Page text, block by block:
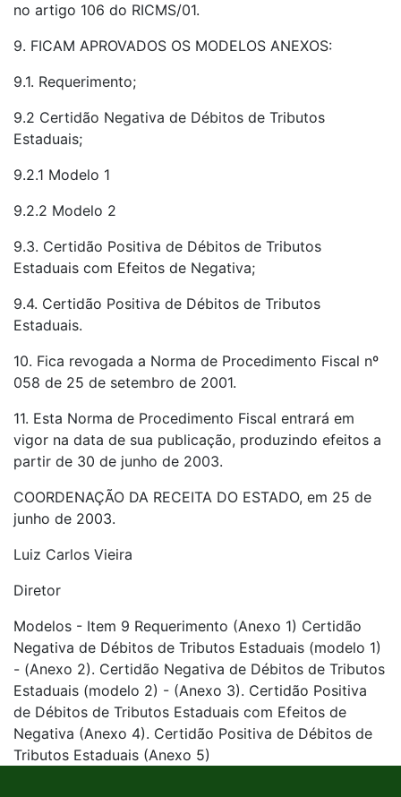
no artigo 106 do RICMS/01.
9. FICAM APROVADOS OS MODELOS ANEXOS:
9.1. Requerimento;
9.2 Certidão Negativa de Débitos de Tributos
Estaduais;
9.2.1 Modelo 1
9.2.2 Modelo 2
9.3. Certidão Positiva de Débitos de Tributos
Estaduais com Efeitos de Negativa;
9.4. Certidão Positiva de Débitos de Tributos
Estaduais.
10. Fica revogada a Norma de Procedimento Fiscal nº
058 de 25 de setembro de 2001.
11. Esta Norma de Procedimento Fiscal entrará em
vigor na data de sua publicação, produzindo efeitos a
partir de 30 de junho de 2003.
COORDENAÇÃO DA RECEITA DO ESTADO, em 25 de
junho de 2003.
Luiz Carlos Vieira
Diretor
Modelos - Item 9 Requerimento (Anexo 1) Certidão
Negativa de Débitos de Tributos Estaduais (modelo 1)
- (Anexo 2). Certidão Negativa de Débitos de Tributos
Estaduais (modelo 2) - (Anexo 3). Certidão Positiva
de Débitos de Tributos Estaduais com Efeitos de
Negativa (Anexo 4). Certidão Positiva de Débitos de
Tributos Estaduais (Anexo 5)